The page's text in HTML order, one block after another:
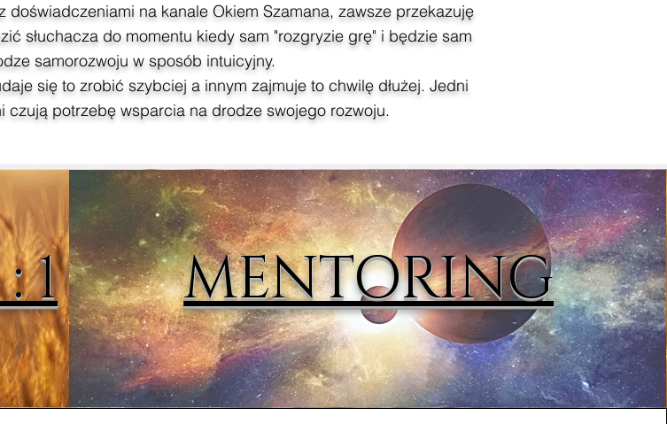
na kanale Okiem Szamana, zawsze przekazuję
słuchacza do momentu kiedy sam "rozgryzie grę" i będzie sam
samorozwoju w sposób intuicyjny.
się to zrobić szybciej a innym zajmuje to chwilę dłużej. Jedni
czują potrzebę wsparcia na drodze swojego rozwoju.
1 MENTORING